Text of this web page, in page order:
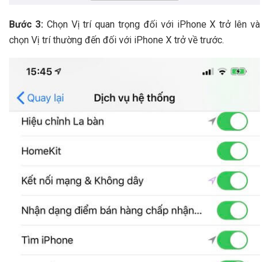
Bước 3: Chọn Vị trí quan trọng đối với iPhone X trở lên và
chọn Vị trí thường đến đối với iPhone X trở về trước.